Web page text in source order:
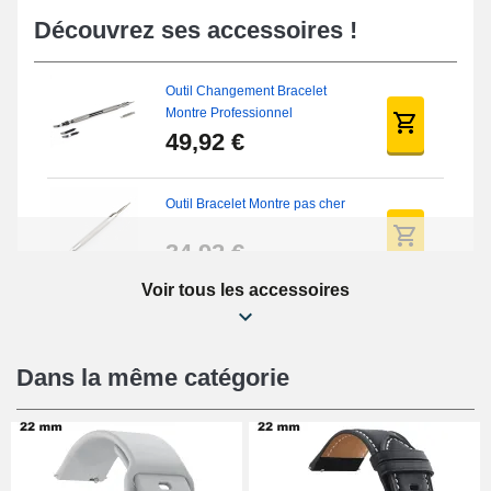
Découvrez ses accessoires !
Outil Changement Bracelet
Montre Professionnel
49,92 €
Outil Bracelet Montre pas cher
34,92 €
Kit Réparation Montre Débutant
16,90 €
Pied à Coulisse Numérique
9,90 €
Voir tous les accessoires
Dans la même catégorie